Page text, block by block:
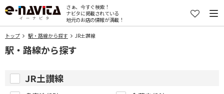
さぁ、今すぐ検索！
ナビタに掲載されている
地元のお店の情報が満載！
トップ 駅・路線から探す JR土讃線
駅・路線から探す
JR土讃線